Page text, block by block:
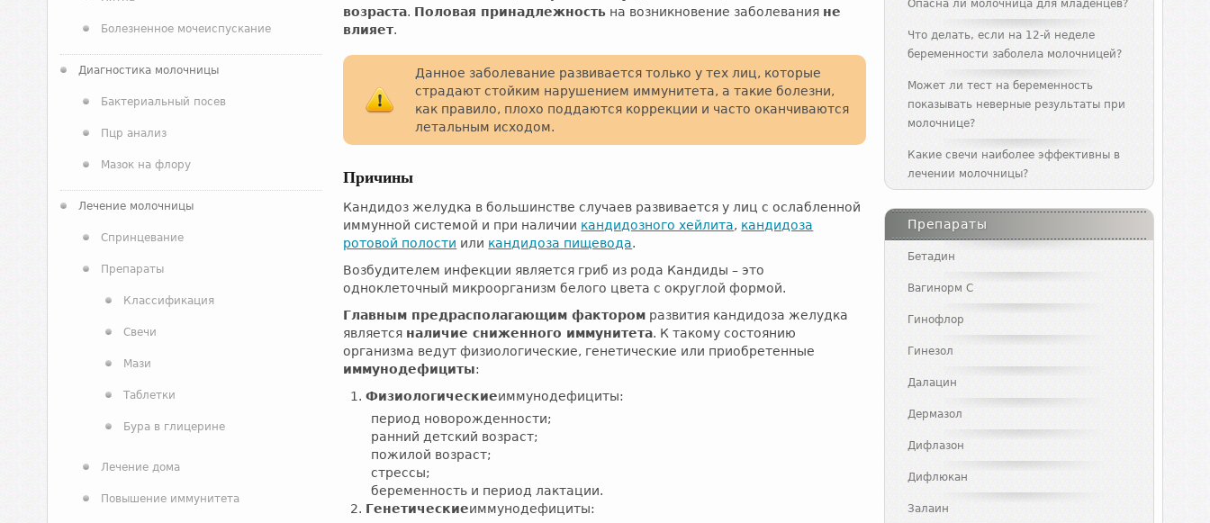
Болезненное мочеиспускание
Диагностика молочницы
Бактериальный посев
Пцр анализ
Мазок на флору
Лечение молочницы
Спринцевание
Препараты
Классификация
Свечи
Мази
Таблетки
Бура в глицерине
Лечение дома
Повышение иммунитета
возраста. Половая принадлежность на возникновение заболевания не
влияет.
Данное заболевание развивается только у тех лиц, которые
страдают стойким нарушением иммунитета, а такие болезни,
как правило, плохо поддаются коррекции и часто оканчиваются
летальным исходом.
Причины
Кандидоз желудка в большинстве случаев развивается у лиц с ослабленной
иммунной системой и при наличии кандидозного хейлита, кандидоза
ротовой полости или кандидоза пищевода.
Возбудителем инфекции является гриб из рода Кандиды – это
одноклеточный микроорганизм белого цвета с округлой формой.
Главным предрасполагающим фактором развития кандидоза желудка
является наличие сниженного иммунитета. К такому состоянию
организма ведут физиологические, генетические или приобретенные
иммунодефициты:
Физиологическиеиммунодефициты:
период новорожденности;
ранний детский возраст;
пожилой возраст;
стрессы;
беременность и период лактации.
Генетическиеиммунодефициты:
Опасна ли молочница для младенцев?
Что делать, если на 12-й неделе
беременности заболела молочницей?
Может ли тест на беременность
показывать неверные результаты при
молочнице?
Какие свечи наиболее эффективны в
лечении молочницы?
Препараты
Бетадин
Вагинорм С
Гинофлор
Гинезол
Далацин
Дермазол
Дифлазон
Дифлюкан
Залаин